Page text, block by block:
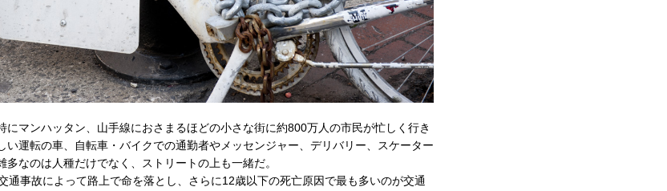
マンハッタン、山手線におさまるほどの小さな街に約800万人の市民が忙しく行き
い運転の車、自転車・バイクでの通勤者やメッセンジャー、デリバリー、スケーター
なのは人種だけでなく、ストリートの上も一緒だ。
事故によって路上で命を落とし、さらに12歳以下の死亡原因で最も多いのが交通